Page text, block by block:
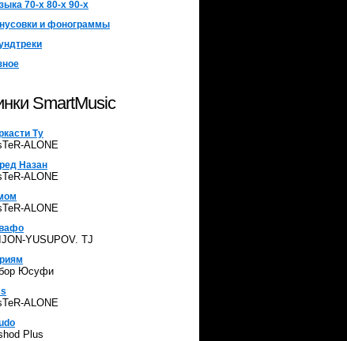
70-х 80-х 90-х
и фонограммы
SmartMusic
Ту
ALONE
Назан
ALONE
ALONE
YUSUPOV. TJ
Юсуфи
ALONE
Plus